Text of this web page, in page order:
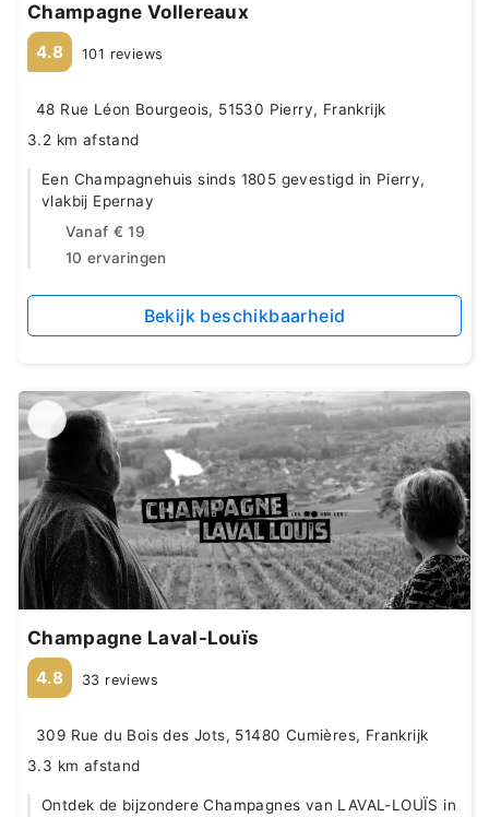
Champagne Vollereaux
4.8 101 reviews
48 Rue Léon Bourgeois, 51530 Pierry, Frankrijk
3.2 km afstand
Een Champagnehuis sinds 1805 gevestigd in Pierry,
vlakbij Epernay
Vanaf € 19
10 ervaringen
Bekijk beschikbaarheid
Champagne Laval-Louïs
4.8 33 reviews
309 Rue du Bois des Jots, 51480 Cumières, Frankrijk
3.3 km afstand
Ontdek de bijzondere Champagnes van LAVAL-LOUÏS in